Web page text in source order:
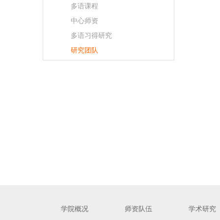
多语课程
中心师资
多语习得研究
研究团队
学院概况 师资队伍 学术研究